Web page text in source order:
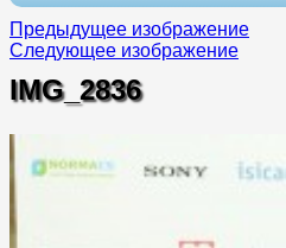
Предыдущее изображение
Следующее изображение
IMG_2836